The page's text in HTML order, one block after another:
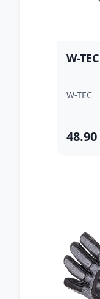
W-
W-TEC
48.90